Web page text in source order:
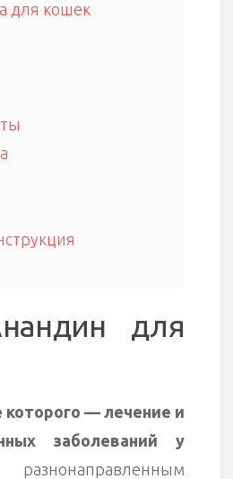
для кошек
для
которого — лечение и
заболеваний у